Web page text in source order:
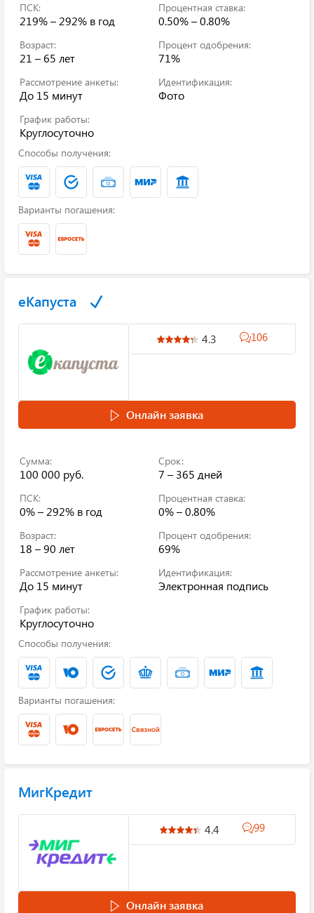
ПСК:
219% – 292% в год
Процентная ставка:
0.50% – 0.80%
Возраст:
21 – 65 лет
Процент одобрения:
71%
Рассмотрение анкеты:
До 15 минут
Идентификация:
Фото
График работы:
Круглосуточно
Способы получения:
Варианты погашения:
еКапуста
4.3 106
Онлайн заявка
Сумма:
100 000 руб.
Срок:
7 – 365 дней
ПСК:
0% – 292% в год
Процентная ставка:
0% – 0.80%
Возраст:
18 – 90 лет
Процент одобрения:
69%
Рассмотрение анкеты:
До 15 минут
Идентификация:
Электронная подпись
График работы:
Круглосуточно
Способы получения:
Варианты погашения:
МигКредит
4.4 99
Онлайн заявка